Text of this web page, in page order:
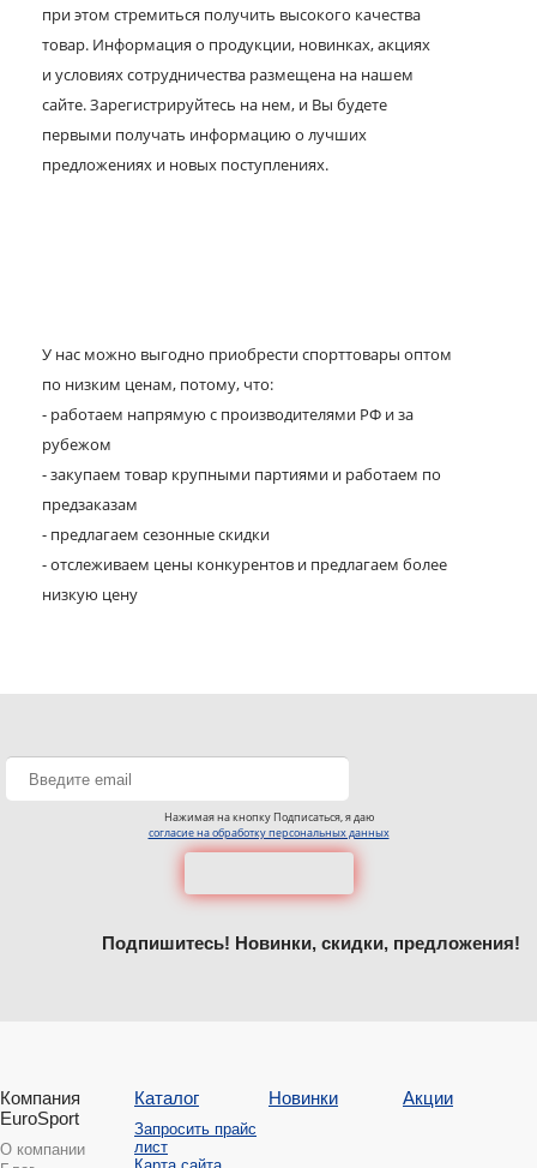
при этом стремиться получить высокого качества
товар. Информация о продукции, новинках, акциях
и условиях сотрудничества размещена на нашем
сайте. Зарегистрируйтесь на нем, и Вы будете
первыми получать информацию о лучших
предложениях и новых поступлениях.
У нас можно выгодно приобрести спорттовары оптом
по низким ценам, потому, что:
- работаем напрямую с производителями РФ и за
рубежом
- закупаем товар крупными партиями и работаем по
предзаказам
- предлагаем сезонные скидки
- отслеживаем цены конкурентов и предлагаем более
низкую цену
Нажимая на кнопку Подписаться, я даю
согласие на обработку персональных данных
Подпишитесь! Новинки, скидки, предложения!
Компания
EuroSport
О компании
Каталог
Запросить прайс
лист
Новинки Акции